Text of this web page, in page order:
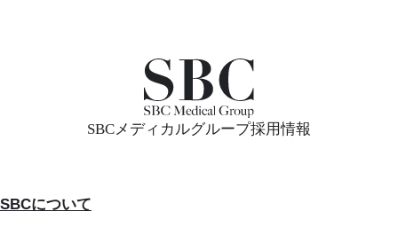
SBCメディカルグループ採用情報
SBCについて